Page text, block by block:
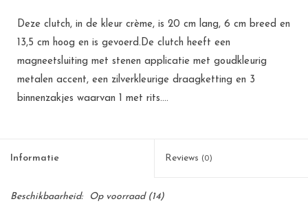
Deze clutch, in de kleur crème, is 20 cm lang, 6 cm breed en
13,5 cm hoog en is gevoerd.De clutch heeft een
magneetsluiting met stenen applicatie met goudkleurig
metalen accent, een zilverkleurige draagketting en 3
binnenzakjes waarvan 1 met rits....
Informatie Reviews (0)
Beschikbaarheid: Op voorraad(14)